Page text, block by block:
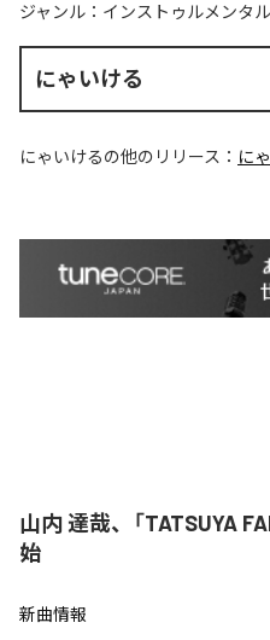
ジャンル： インストゥルメンタル
にゃいける
にゃいけるの他のリリース： に
山内 達哉、「TATSUYA
始
新曲情報